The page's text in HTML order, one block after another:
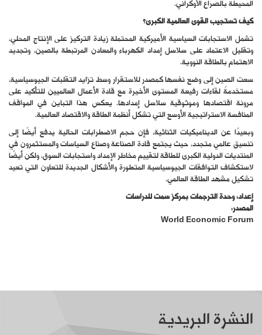
المحيطة بالصراع الأوكراني.
كيف تستجيب القوى العالمية الكبرى؟
تشمل الاستجابات السياسية الأميركية المحتملة زيادة التركيز على الإنتاج المحلي،
وتقليل الاعتماد على سلاسل إمداد الكهرباء والمعادن المرتبطة بالصين، وتجديد
الاهتمام بالطاقة النووية.
سعت الصين إلى وضع نفسها كمصدر للاستقرار وسط تزايد التقلبات الجيوسياسية،
مستخدمةً لقاءات رفيعة المستوى الأخيرة مع قادة الأعمال العالميين للتأكيد على
مرونة اقتصادها وموثوقية سلاسل إمدادها. يعكس هذا التباين في المواقف
المنافسة الاستراتيجية الأوسع التي تشكل أنظمة الطاقة والاقتصاد العالمية.
وبعيدًا عن الديناميكيات الثنائية، فإن حجم الاضطرابات الحالية يدفع أيضًا إلى
تنسيق عالمي متجدد، حيث يجتمع قادة الصناعة وصناع السياسات والمستثمرون في
المنتديات الدولية الكبرى للطاقة لتقييم مخاطر الإمداد واستجابات السوق، ولكن أيضًا
لاستكشاف التوافقات الجيوسياسية المتطورة والأشكال الجديدة للتعاون التي تعيد
تشكيل مشهد الطاقة العالمي.
إعداد: وحدة الترجمات بمركز سمت للدراسات
المصدر:
World Economic Forum
النشرة البريدية